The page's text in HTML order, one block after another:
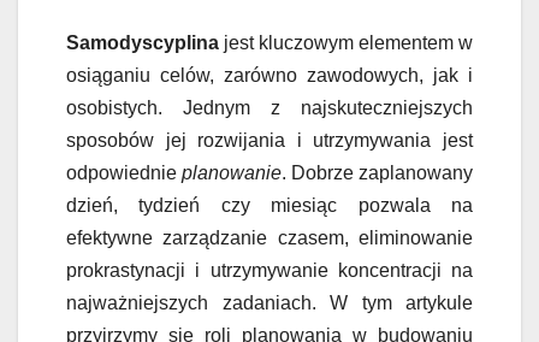
Samodyscyplina jest kluczowym elementem w
osiąganiu celów, zarówno zawodowych, jak i
osobistych. Jednym z najskuteczniejszych
sposobów jej rozwijania i utrzymywania jest
odpowiednie planowanie. Dobrze zaplanowany
dzień, tydzień czy miesiąc pozwala na
efektywne zarządzanie czasem, eliminowanie
prokrastynacji i utrzymywanie koncentracji na
najważniejszych zadaniach. W tym artykule
przyjrzymy się roli planowania w budowaniu